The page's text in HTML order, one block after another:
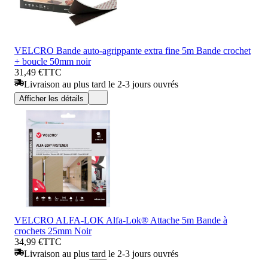
VELCRO Bande auto-agrippante extra fine 5m Bande crochet
+ boucle 50mm noir
31,49 €TTC
Livraison au plus tard le 2-3 jours ouvrés
Afficher les détails
VELCRO ALFA-LOK Alfa-Lok® Attache 5m Bande à
crochets 25mm Noir
34,99 €TTC
Livraison au plus tard le 2-3 jours ouvrés